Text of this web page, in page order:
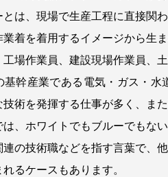
とは、現場で生産工程に直接関
着を着用するイメージから生ま
場作業員、建設現場作業員、
基幹産業である電気・ガス・
術を発揮する仕事が多く、ま
は、ホワイトでもブルーでもな
連の技術職などを指す言葉で、
るケースもあります。